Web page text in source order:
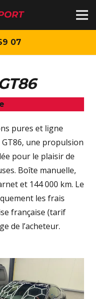
07
pures et ligne
une propulsion
pour le plaisir de
Boîte manuelle,
et 144 000 km. Le
les frais
française (tarif
de l’acheteur.